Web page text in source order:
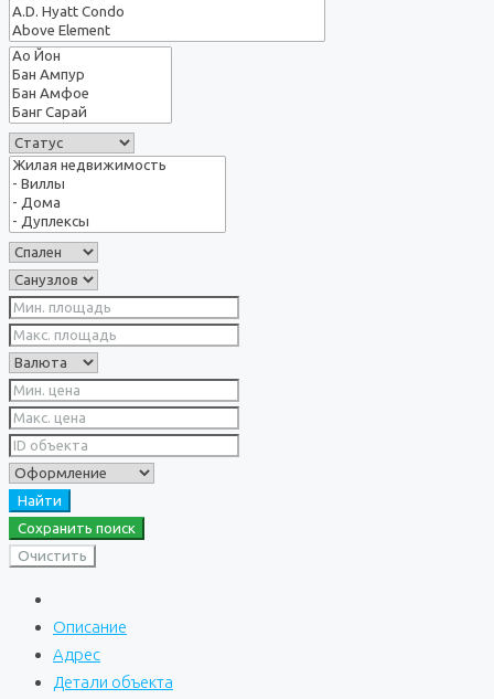
Найти
Сохранить поиск
Очистить
Описание
Адрес
Детали объекта